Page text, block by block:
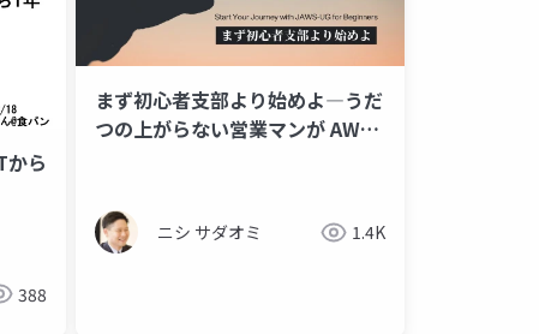
から
388
まず初心者支部より始めよ―うだ
つの上がらない営業マンが AWS
ニシ サダオミ 1.4K